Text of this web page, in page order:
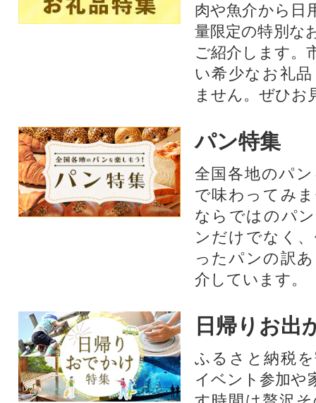
肉や魚介から日
量限定の特別な
ご紹介します。
い希少なお礼
ません。ぜひお
パン特集
全国各地のパ
で味わってみ
ならではのパ
ンだけでなく
ったパンの訳
介しています。
日帰りお出
ふるさと納税
イベント参加や